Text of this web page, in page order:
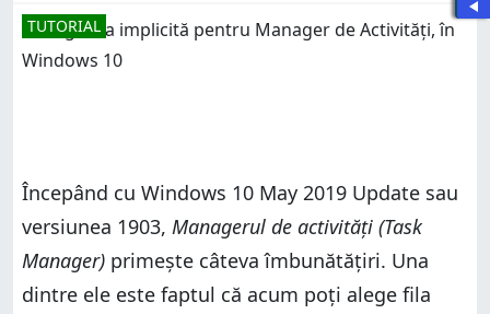
TUTORIAL
Începând cu Windows 10 May 2019 Update sau
versiunea 1903, Managerul de activități (Task
Manager) primește câteva îmbunătățiri. Una
dintre ele este faptul că acum poți alege fila